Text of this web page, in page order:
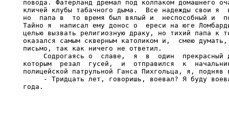
повода. Фатерланд дремал под колпаком домашнего
кличей клубы табачного дыма.  Все надежды свои я
но  папа в  то время был вялый и  неспособный и
Тайно я  написал ему донос о  ереси на юге
целью вызвать религиозную драку, но тихий папа к
оказался самым скверным католиком и,  смею
письмо, так как ничего не ответил.
Содрогаясь о  славе,  я  в  один  прекрасный
которым  резал  гусей,  и  отправился  к
полицейской патрульной Ганса Пихгольца, я,
- Тридцать лет, говоришь, воевал? Я буду